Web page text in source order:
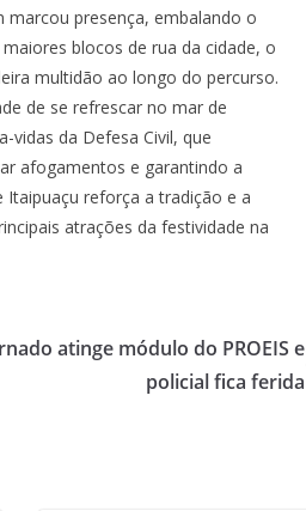
presença, embalando o
blocos de rua da cidade, o
multidão ao longo do percurso.
de se refrescar no mar de
vidas da Defesa Civil, que
afogamentos e garantindo a
reforça a tradição e a
atrações da festividade na
atinge módulo do PROEIS e
policial fica ferida